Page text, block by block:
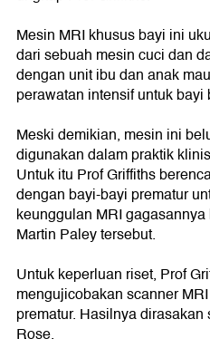
Mesin MRI khusus bayi ini
dari sebuah mesin cuci dan
dengan unit ibu dan anak
perawatan intensif untuk bayi
Meski demikian, mesin ini
digunakan dalam praktik
Untuk itu Prof Griffiths
dengan bayi-bayi prematur
keunggulan MRI
Martin Paley tersebut.
Untuk keperluan riset, Prof
mengujicobakan scanner
prematur. Hasilnya
Rose.